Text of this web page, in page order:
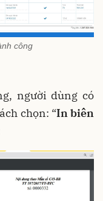
công
người dùng có
chọn: “In biên